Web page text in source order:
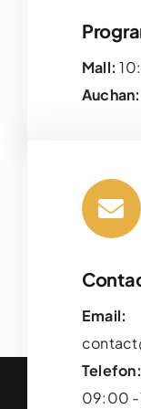
Mall:
Auchan:
Email:
Telefon:
09:00